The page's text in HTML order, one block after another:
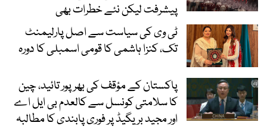
پیشرفت لیکن نئے خطرات بھی
ٹی وی کی سیاست سے اصل پارلیمنٹ
تک، کنزا ہاشمی کا قومی اسمبلی کا دورہ
پاکستان کے مؤقف کی بھرپور تائید، چین
کا سلامتی کونسل سے کالعدم بی ایل اے
اور مجید بریگیڈ پر فوری پابندی کا مطالبہ